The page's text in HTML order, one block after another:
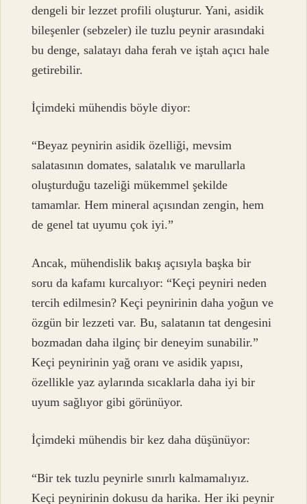
dengeli bir lezzet profili oluşturur. Yani, asidik
bileşenler (sebzeler) ile tuzlu peynir arasındaki
bu denge, salatayı daha ferah ve iştah açıcı hale
getirebilir.
İçimdeki mühendis böyle diyor:
“Beyaz peynirin asidik özelliği, mevsim
salatasının domates, salatalık ve marullarla
oluşturduğu tazeliği mükemmel şekilde
tamamlar. Hem mineral açısından zengin, hem
de genel tat uyumu çok iyi.”
Ancak, mühendislik bakış açısıyla başka bir
soru da kafamı kurcalıyor: “Keçi peyniri neden
tercih edilmesin? Keçi peynirinin daha yoğun ve
özgün bir lezzeti var. Bu, salatanın tat dengesini
bozmadan daha ilginç bir deneyim sunabilir.”
Keçi peynirinin yağ oranı ve asidik yapısı,
özellikle yaz aylarında sıcaklarla daha iyi bir
uyum sağlıyor gibi görünüyor.
İçimdeki mühendis bir kez daha düşünüyor:
“Bir tek tuzlu peynirle sınırlı kalmamalıyız.
Keçi peynirinin dokusu da harika. Her iki peynir